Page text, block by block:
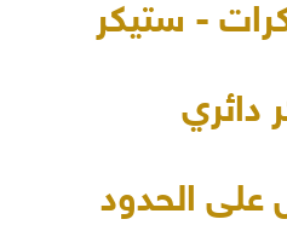
- ستيكر
دائري
الحدود